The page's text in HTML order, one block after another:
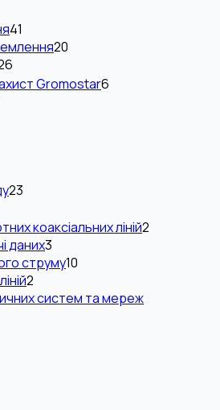
41
20
Gromostar6
23
коаксіальних ліній2
даних3
струму10
2
систем та мереж